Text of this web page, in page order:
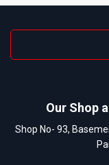
Our Shop
Shop No- 93,